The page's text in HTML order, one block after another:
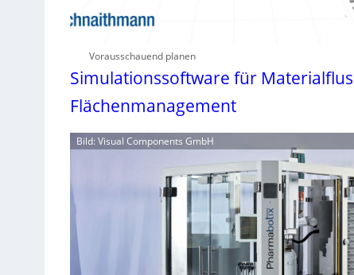
Vorausschauend planen
Simulationssoftware für
Flächenmanagement
Bild: Visual Components GmbH